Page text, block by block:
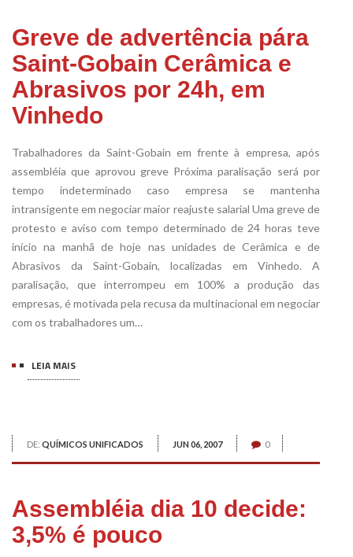
Greve de advertência pára
Saint-Gobain Cerâmica e
Abrasivos por 24h, em
Vinhedo
Trabalhadores da Saint-Gobain em frente à empresa, após
assembléia que aprovou greve Próxima paralisação será por
tempo indeterminado caso empresa se mantenha
intransigente em negociar maior reajuste salarial Uma greve de
protesto e aviso com tempo determinado de 24 horas teve
início na manhã de hoje nas unidades de Cerâmica e de
Abrasivos da Saint-Gobain, localizadas em Vinhedo. A
paralisação, que interrompeu em 100% a produção das
empresas, é motivada pela recusa da multinacional em negociar
com os trabalhadores um…
LEIA MAIS
DE: QUÍMICOS UNIFICADOS JUN 06, 2007 0
Assembléia dia 10 decide:
3,5% é pouco